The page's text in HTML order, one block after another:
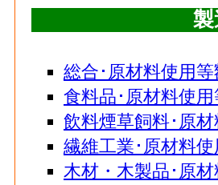
総合･原材料使用
食料品･原材料使
飲料煙草飼料･原
繊維工業･原材料
木材・木製品･原